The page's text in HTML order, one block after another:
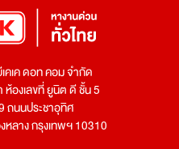
คเค ดอท คอม จำกัด
ห้องเลขที่ ยูนิต ดี ชั้น 5
ถนนประชาอุทิศ
หลาง กรุงเทพฯ 10310